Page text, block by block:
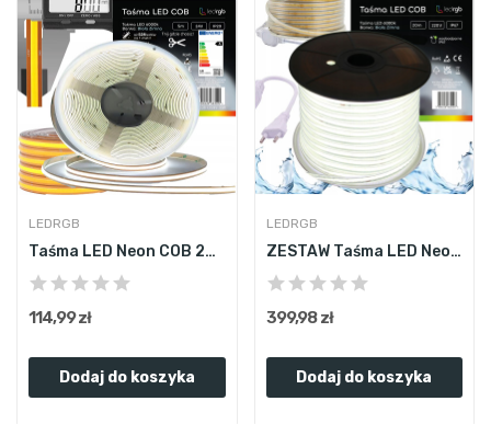
LEDRGB
Taśma LED Neon COB 24V 5m 528 6000K BIAŁA ZIMNA...
114,99 zł
Dodaj do koszyka
LEDRGB
ZESTAW Taśma LED Neon COB 220V 230V 20m 6000K...
399,98 zł
Dodaj do koszyka